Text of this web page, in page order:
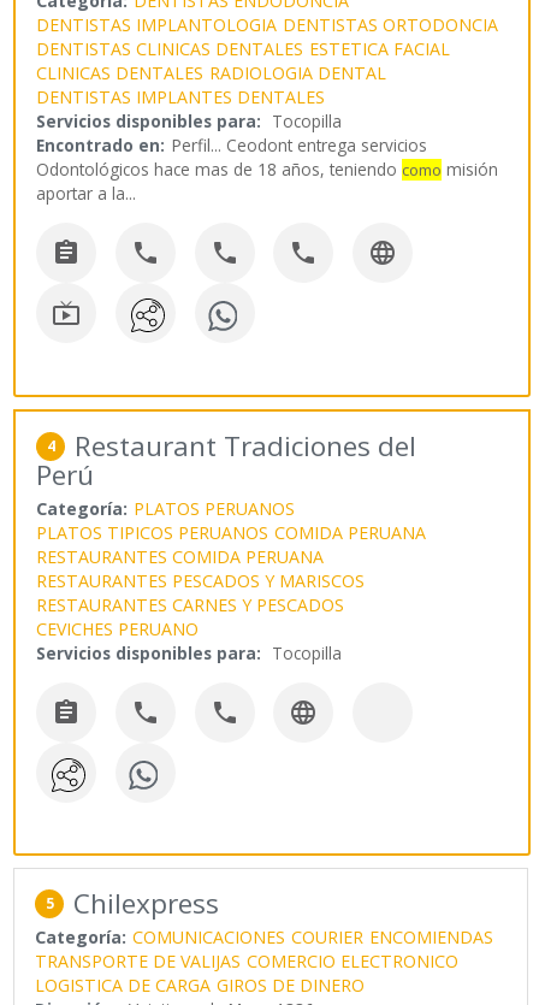
DENTISTAS IMPLANTOLOGIA DENTISTAS ORTODONCIA
DENTISTAS CLINICAS DENTALES ESTETICA FACIAL
CLINICAS DENTALES RADIOLOGIA DENTAL
DENTISTAS IMPLANTES DENTALES
Servicios disponibles para: Tocopilla
Encontrado en: Perfil... Ceodont entrega servicios
Odontológicos hace mas de 18 años, teniendo como misión
aportar a la...
    

4 Restaurant Tradiciones del
Perú
Categoría: PLATOS PERUANOS
PLATOS TIPICOS PERUANOS COMIDA PERUANA
RESTAURANTES COMIDA PERUANA
RESTAURANTES PESCADOS Y MARISCOS
RESTAURANTES CARNES Y PESCADOS
CEVICHES PERUANO
Servicios disponibles para: Tocopilla
   
5 Chilexpress
Categoría: COMUNICACIONES COURIER ENCOMIENDAS
TRANSPORTE DE VALIJAS COMERCIO ELECTRONICO
LOGISTICA DE CARGA GIROS DE DINERO